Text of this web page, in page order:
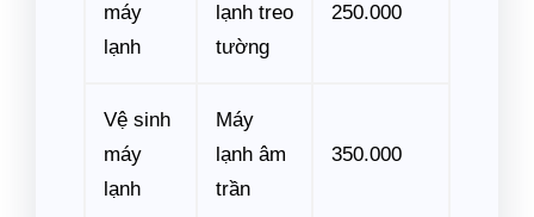
máy
lạnh
lạnh treo
tường
250.000
Vệ sinh
máy
lạnh
Máy
lạnh âm
trần
350.000